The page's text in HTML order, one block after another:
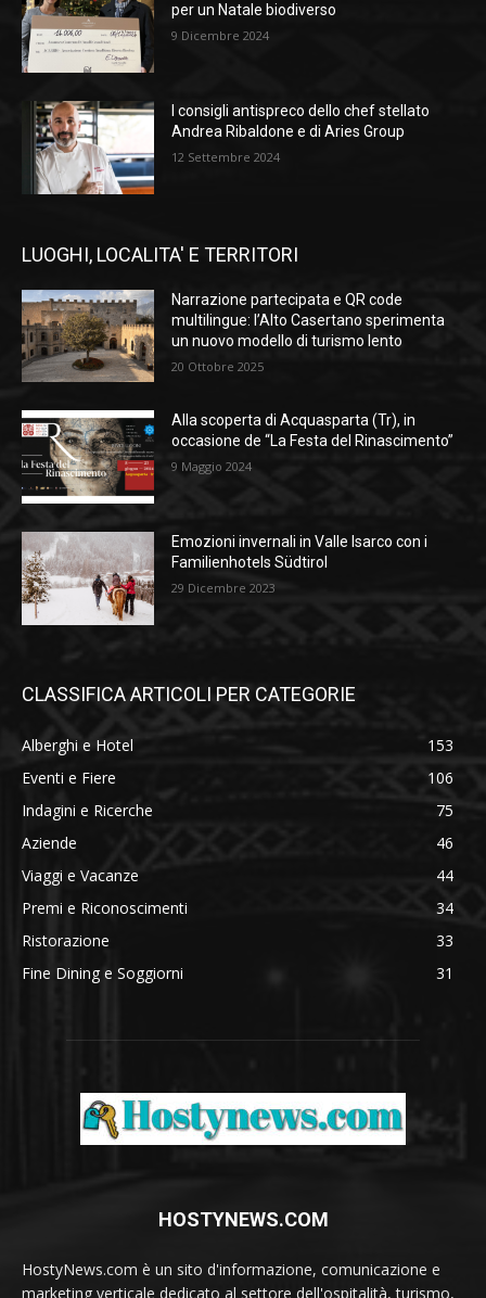
per un Natale biodiverso
9 Dicembre 2024
I consigli antispreco dello chef stellato
Andrea Ribaldone e di Aries Group
12 Settembre 2024
LUOGHI, LOCALITA' E TERRITORI
Narrazione partecipata e QR code
multilingue: l’Alto Casertano sperimenta
un nuovo modello di turismo lento
20 Ottobre 2025
Alla scoperta di Acquasparta (Tr), in
occasione de “La Festa del Rinascimento”
9 Maggio 2024
Emozioni invernali in Valle Isarco con i
Familienhotels Südtirol
29 Dicembre 2023
CLASSIFICA ARTICOLI PER CATEGORIE
Alberghi e Hotel
153
Eventi e Fiere
106
Indagini e Ricerche
75
Aziende
46
Viaggi e Vacanze
44
Premi e Riconoscimenti
34
Ristorazione
33
Fine Dining e Soggiorni
31
HOSTYNEWS.COM
HostyNews.com è un sito d'informazione, comunicazione e
marketing verticale dedicato al settore dell'ospitalità, turismo,